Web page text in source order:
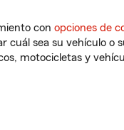
con opciones de
cuál sea su vehículo o
motocicletas y